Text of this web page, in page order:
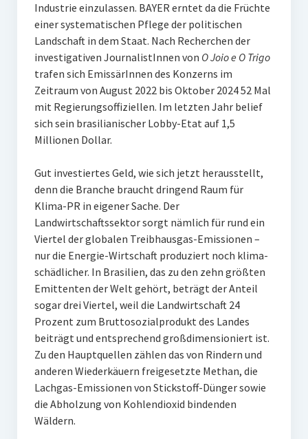
Industrie einzulassen. BAYER erntet da die Früchte
einer systematischen Pflege der politischen
Landschaft in dem Staat. Nach Recherchen der
investigativen JournalistInnen von O Joio e O Trigo
trafen sich EmissärInnen des Konzerns im
Zeitraum von August 2022 bis Oktober 2024 52 Mal
mit Regierungsoffiziellen. Im letzten Jahr belief
sich sein brasilianischer Lobby-Etat auf 1,5
Millionen Dollar.
Gut investiertes Geld, wie sich jetzt herausstellt,
denn die Branche braucht dringend Raum für
Klima-PR in eigener Sache. Der
Landwirtschaftssektor sorgt nämlich für rund ein
Viertel der globalen Treibhausgas-Emissionen –
nur die Energie-Wirtschaft produziert noch klima-
schädlicher. In Brasilien, das zu den zehn größten
Emittenten der Welt gehört, beträgt der Anteil
sogar drei Viertel, weil die Landwirtschaft 24
Prozent zum Bruttosozialprodukt des Landes
beiträgt und entsprechend großdimensioniert ist.
Zu den Hauptquellen zählen das von Rindern und
anderen Wiederkäuern freigesetzte Methan, die
Lachgas-Emissionen von Stickstoff-Dünger sowie
die Abholzung von Kohlendioxid bindenden
Wäldern.